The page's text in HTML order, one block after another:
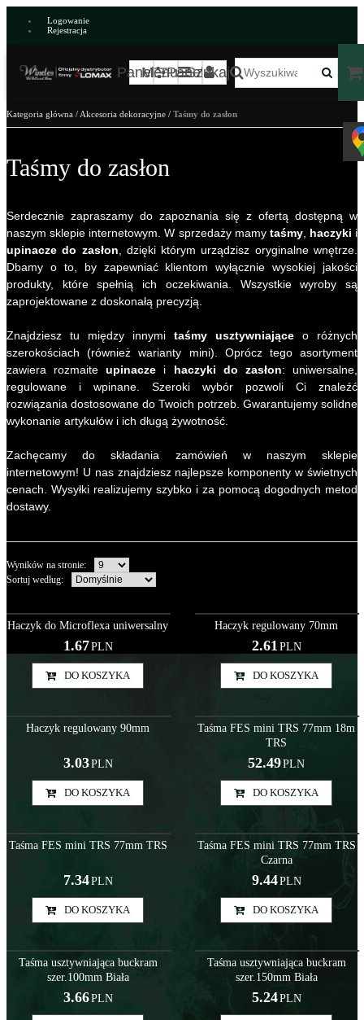
Logowanie
Rejestracja
PanelMenuPanelSzukaj
Kategoria główna / Akcesoria dekoracyjne / Taśmy do zasłon
Taśmy do zasłon
Serdecznie zapraszamy do zapoznania się z ofertą dostępną w
naszym sklepie internetowym. W sprzedaży mamy taśmy, haczyki i
upinacze do zasłon , dzięki którym urządzisz oryginalne wnętrze.
Dbamy o to, by zapewniać klientom wyłącznie wysokiej jakości
produkty, które spełnią ich oczekiwania. Wszystkie wyroby są
zaprojektowane z doskonałą precyzją.
Znajdziesz tu między innymi taśmy usztywniające o różnych
szerokościach (również warianty mini). Oprócz tego asortyment
zawiera rozmaiteupinacze i haczyki do zasłon: uniwersalne,
regulowane i wpinane. Szeroki wybór pozwoli Ci znaleźć
rozwiązania dostosowane do Twoich potrzeb. Gwarantujemy solidne
wykonanie artykułów i ich długą żywotność.
Zachęcamy do składania zamówień w naszym sklepie
internetowym! U nas znajdziesz najlepsze komponenty w świetnych
cenach. Wysyłki realizujemy szybko i za pomocą dogodnych metod
dostawy.
Wyników na stronie:
Sortuj według:
Haczyk do Microflexa uniwersalny
1.67PLN
DO KOSZYKA
Haczyk regulowany 70mm
2.61PLN
DO KOSZYKA
Haczyk regulowany 90mm
3.03PLN
DO KOSZYKA
Taśma FES mini TRS 77mm 18m
TRS
52.49PLN
DO KOSZYKA
Taśma FES mini TRS 77mm TRS
7.34PLN
DO KOSZYKA
Taśma FES mini TRS 77mm TRS
Czarna
9.44PLN
DO KOSZYKA
Taśma usztywniająca buckram
szer.100mm Biała
3.66PLN
Taśma usztywniająca buckram
szer.150mm Biała
5.24PLN